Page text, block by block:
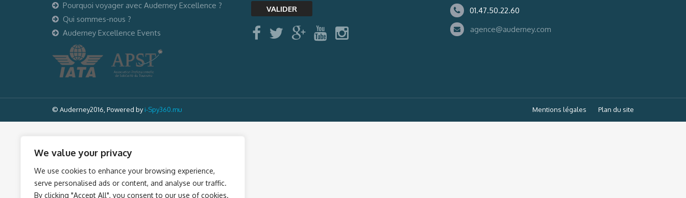
We value your privacy
We use cookies to enhance your browsing experience,
serve personalised ads or content, and analyse our traffic.
By clicking "Accept All", you consent to our use of cookies.
Pourquoi voyager avec Auderney Excellence ?
Qui sommes-nous ?
Auderney Excellence Events
01.47.50.22.60
agence@auderney.com
© Auderney2016, Powered byi-Spy360.mu Mentions légales Plan du site